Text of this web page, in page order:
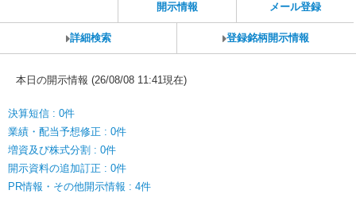
開示情報
メール登録
詳細検索 登録銘柄開示情報
本日の開示情報 (26/08/08 11:41現在)
決算短信 : 0件
業績・配当予想修正 : 0件
増資及び株式分割 : 0件
開示資料の追加訂正 : 0件
PR情報・その他開示情報 : 4件